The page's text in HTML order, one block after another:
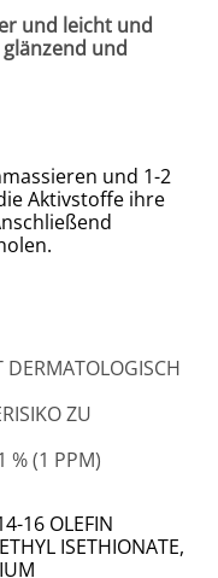
und leicht und
und
und 1-2
Aktivstoffe ihre
ZU
% (1 PPM)
16 OLEFIN
ISETHIONATE,